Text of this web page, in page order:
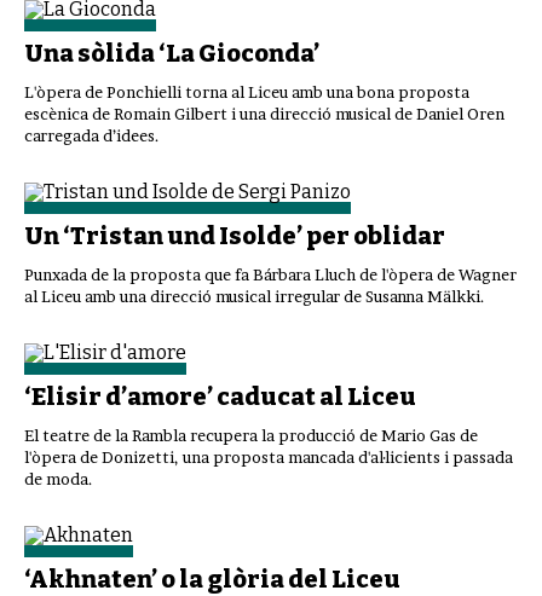
Una sòlida ‘La Gioconda’
L'òpera de Ponchielli torna al Liceu amb una bona proposta
escènica de Romain Gilbert i una direcció musical de Daniel Oren
carregada d’idees.
Un ‘Tristan und Isolde’ per oblidar
Punxada de la proposta que fa Bárbara Lluch de l'òpera de Wagner
al Liceu amb una direcció musical irregular de Susanna Mälkki.
‘Elisir d’amore’ caducat al Liceu
El teatre de la Rambla recupera la producció de Mario Gas de
l'òpera de Donizetti, una proposta mancada d'al·licients i passada
de moda.
‘Akhnaten’ o la glòria del Liceu